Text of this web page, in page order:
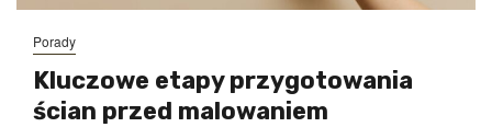
Porady
Kluczowe etapy przygotowania
ścian przed malowaniem